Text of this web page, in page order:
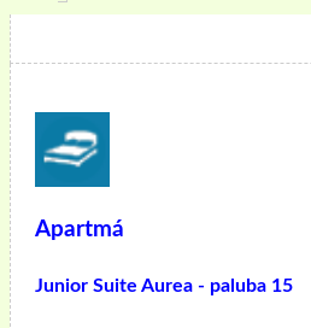
Apartmá
Junior Suite Aurea - paluba 15